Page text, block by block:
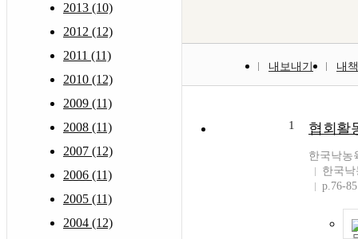
2013 (10)
2012 (12)
2011 (11)
2010 (12)
2009 (11)
2008 (11)
2007 (12)
2006 (11)
2005 (11)
2004 (12)
내보내기 내
1 협회활
한국낙농
한국
p.76-85